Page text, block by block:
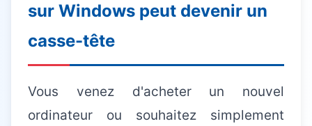
sur Windows peut devenir un
casse-tête
Vous venez d'acheter un nouvel
ordinateur ou souhaitez simplement